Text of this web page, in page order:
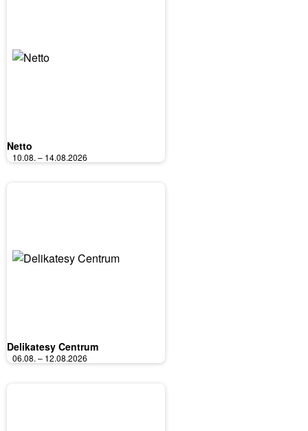
Netto
10.08. – 14.08.2026
Delikatesy Centrum
06.08. – 12.08.2026